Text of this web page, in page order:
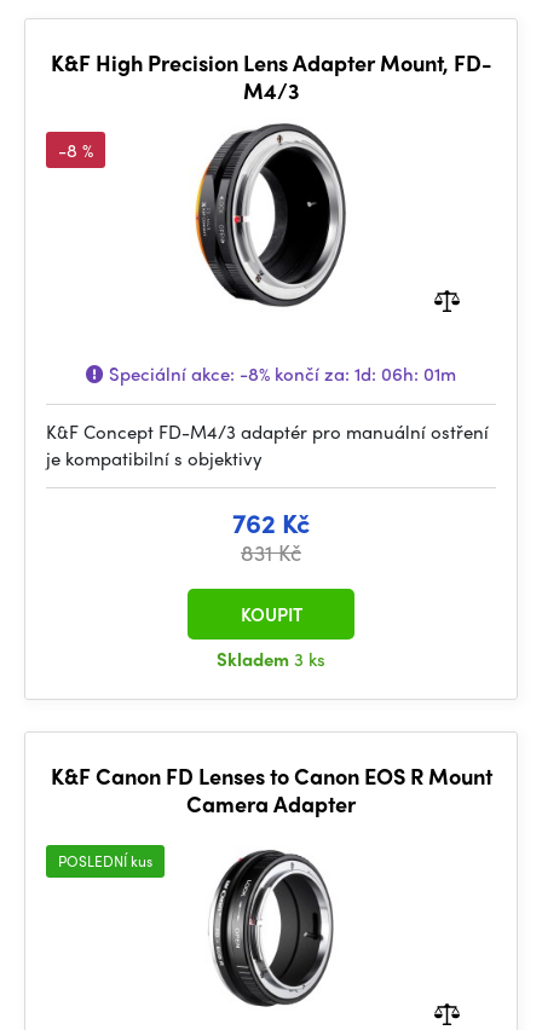
K&F High Precision Lens Adapter Mount, FD-
M4/3
-8 %
Speciální akce: -8% končí za: 1d: 06h: 01m
K&F Concept FD-M4/3 adaptér pro manuální ostření
je kompatibilní s objektivy
762 Kč
831 Kč
Skladem3 ks
KOUPIT
K&F Canon FD Lenses to Canon EOS R Mount
Camera Adapter
POSLEDNÍ kus